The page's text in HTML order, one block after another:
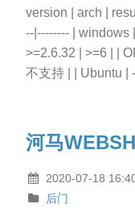
version | arch |
--|-------- | windows
>=2.6.32 | >=6 | |
不支持 | | Ubuntu |
河马
2020-07-18
后门